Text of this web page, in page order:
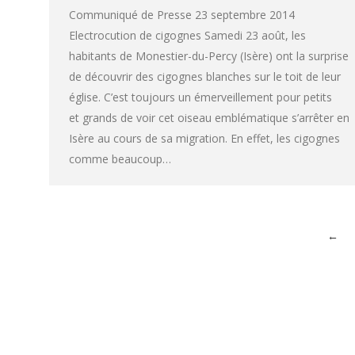
Communiqué de Presse 23 septembre 2014
Electrocution de cigognes Samedi 23 août, les
habitants de Monestier-du-Percy (Isère) ont la surprise
de découvrir des cigognes blanches sur le toit de leur
église. C’est toujours un émerveillement pour petits
et grands de voir cet oiseau emblématique s’arrêter en
Isère au cours de sa migration. En effet, les cigognes
comme beaucoup…
←